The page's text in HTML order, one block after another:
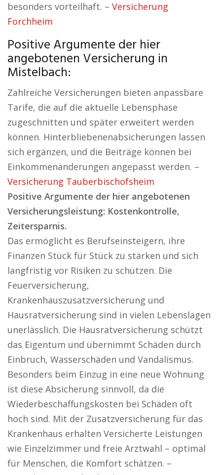
besonders vorteilhaft. – Versicherung
Forchheim
Positive Argumente der hier
angebotenen Versicherung in
Mistelbach:
Zahlreiche Versicherungen bieten anpassbare
Tarife, die auf die aktuelle Lebensphase
zugeschnitten und später erweitert werden
können. Hinterbliebenenabsicherungen lassen
sich ergänzen, und die Beiträge können bei
Einkommenänderungen angepasst werden. –
Versicherung Tauberbischofsheim
Positive Argumente der hier angebotenen
Versicherungsleistung: Kostenkontrolle,
Zeitersparnis.
Das ermöglicht es Berufseinsteigern, ihre
Finanzen Stück für Stück zu stärken und sich
langfristig vor Risiken zu schützen. Die
Feuerversicherung,
Krankenhauszusatzversicherung und
Hausratversicherung sind in vielen Lebenslagen
unerlässlich. Die Hausratversicherung schützt
das Eigentum und übernimmt Schäden durch
Einbruch, Wasserschäden und Vandalismus.
Besonders beim Einzug in eine neue Wohnung
ist diese Absicherung sinnvoll, da die
Wiederbeschaffungskosten bei Schäden oft
hoch sind. Mit der Zusatzversicherung für das
Krankenhaus erhalten Versicherte Leistungen
wie Einzelzimmer und freie Arztwahl – optimal
für Menschen, die Komfort schätzen. –